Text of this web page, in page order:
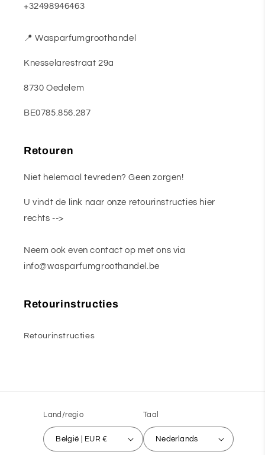
+32498946463
📍 Wasparfumgroothandel
Knesselarestraat 29a
8730 Oedelem
BE0785.856.287
Retouren
Niet helemaal tevreden? Geen zorgen!
U vindt de link naar onze retourinstructies hier
rechts -->
Neem ook even contact op met ons via
info@wasparfumgroothandel.be
Retourinstructies
Retourinstructies
Land/regio
België | EUR €
Taal
Nederlands